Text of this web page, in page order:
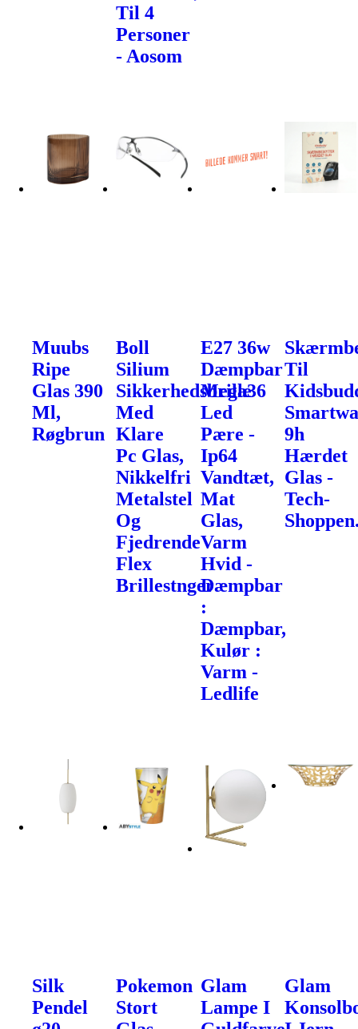
Til 4
Personer
- Aosom
Muubs
Ripe
Glas 390
Ml,
Røgbrun
Boll
Silium
Sikkerhedsbrille
Med
Klare
Pc Glas,
Nikkelfri
Metalstel
Og
Fjedrende
Flex
Brillestnger
E27 36w
Dæmpbar
Mega36
Led
Pære -
Ip64
Vandtæt,
Mat
Glas,
Varm
Hvid -
Dæmpbar
:
Dæmpbar,
Kulør :
Varm -
Ledlife
Til
9h
Hærdet
Glas -
Tech-
Silk
Pendel
Pokemon
Stort
Glam
Lampe I
Glam